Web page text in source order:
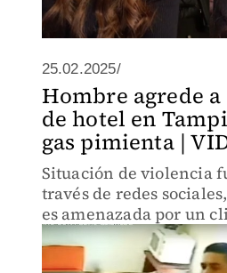
25.02.2025/
Hombre agrede
de hotel en
gas pimienta |
Situación de violencia
través de redes
es amenazada por un